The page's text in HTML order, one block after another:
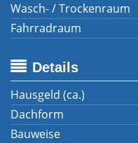
Wasch- / Trockenraum
Fahrradraum
Details
Hausgeld (ca.)
Dachform
Bauweise